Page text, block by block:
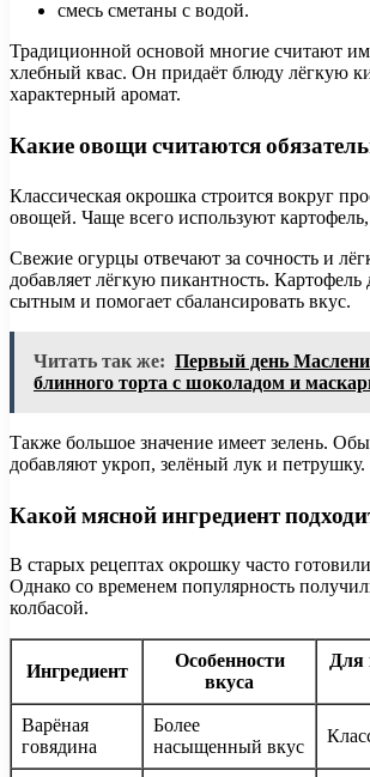
смесь сметаны с водой.
Традиционной основой многие считают
хлебный квас. Он придаёт блюду лёгкую
характерный аромат.
Какие овощи считаются
Классическая окрошка строится вокруг
овощей. Чаще всего используют
Свежие огурцы отвечают за сочность и
добавляет лёгкую пикантность. Картофель
сытным и помогает сбалансировать вкус.
Читать так же: Первый день
блинного торта с шоколадом и
Также большое значение имеет зелень.
добавляют укроп, зелёный лук и петрушку.
Какой мясной ингредиент
В старых рецептах окрошку часто
Однако со временем популярность
колбасой.
Ингредиент
Особенности
вкуса
Для
Варёная
говядина
Более
насыщенный вкус